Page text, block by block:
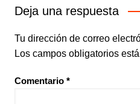
Deja una respuesta
Tu dirección de correo
Los campos obligatorios
Comentario *